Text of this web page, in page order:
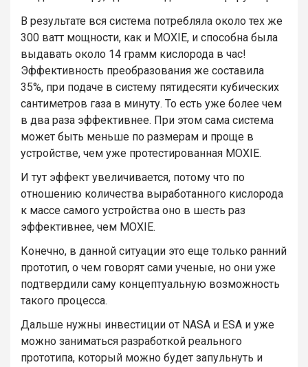
В результате вся система потребляла около тех же
300 ватт мощности, как и MOXIE, и способна была
выдавать около 14 грамм кислорода в час!
Эффективность преобразования же составила
35%, при подаче в систему пятидесяти кубических
сантиметров газа в минуту. То есть уже более чем
в два раза эффективнее. При этом сама система
может быть меньше по размерам и проще в
устройстве, чем уже протестированная MOXIE.
И тут эффект увеличивается, потому что по
отношению количества выработанного кислорода
к массе самого устройства оно в шесть раз
эффективнее, чем МOXIE.
Конечно, в данной ситуации это еще только ранний
прототип, о чем говорят сами ученые, но они уже
подтвердили саму концептуальную возможность
такого процесса.
Дальше нужны инвестиции от NASA и ESA и уже
можно заниматься разработкой реального
прототипа, который можно будет запульнуть и